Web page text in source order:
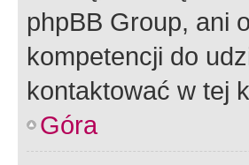
phpBB Group, ani
kompetencji do
kontaktować w tej
Góra